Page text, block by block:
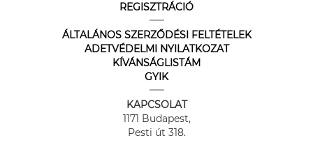
REGISZTRÁCIÓ
ÁLTALÁNOS SZERZŐDÉSI FELTÉTELEK
ADETVÉDELMI NYILATKOZAT
KÍVÁNSÁGLISTÁM
GYIK
KAPCSOLAT
1171 Budapest,
Pesti út 318.